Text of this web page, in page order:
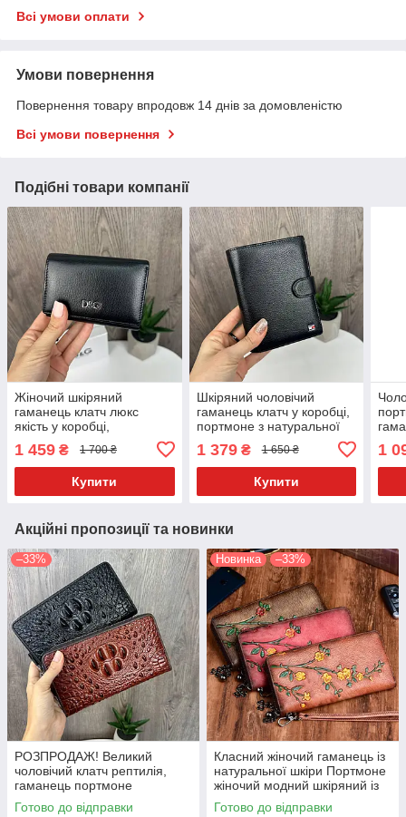
Всі умови оплати
Умови повернення
Повернення товару впродовж 14 днів за домовленістю
Всі умови повернення
Подібні товари компанії
Жіночий шкіряний
гаманець клатч люкс
якість у коробці,
портмоне з натуральної
шкіри
1 459 ₴ 1 700 ₴
Купити
Шкіряний чоловічий
гаманець клатч у коробці,
портмоне з натуральної
1 379₴ 1 650 ₴
Купити
1
Акційні пропозиції та новинки
–33%
РОЗПРОДАЖ! Великий
чоловічий клатч рептилія,
гаманець портмоне
Готово до відправки
Новинка –33%
Класний жіночий гаманець із
натуральної шкіри Портмоне
жіночий модний шкіряний із
тисненням квітами
Готово до відправки